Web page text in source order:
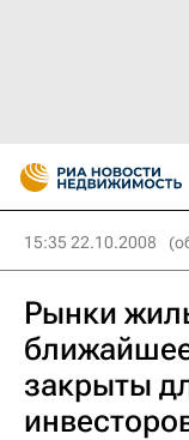
15:35 22.10.2008
Рынки
закрыты